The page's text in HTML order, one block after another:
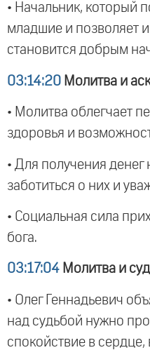
• Начальник, который
младшие и позволяет
становится добрым
03:14:20 Молитва и
• Молитва облегчает
здоровья и
• Для получения
заботиться о них и
• Социальная сила
бога.
03:17:04 Молитва и
• Олег Геннадьевич
над судьбой нужно
спокойствие в